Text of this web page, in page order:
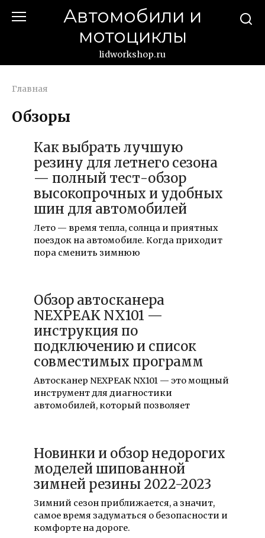
Автомобили и
мотоциклы
lidworkshop.ru
Главная
Обзоры
Как выбрать лучшую
резину для летнего сезона
— полный тест-обзор
высокопрочных и удобных
шин для автомобилей
Лето — время тепла, солнца и приятных
поездок на автомобиле. Когда приходит
пора сменить зимнюю
Обзор автосканера
NEXPEAK NX101 —
инструкция по
подключению и список
совместимых программ
Автосканер NEXPEAK NX101 — это мощный
инструмент для диагностики
автомобилей, который позволяет
Новинки и обзор недорогих
моделей шипованной
зимней резины 2022-2023
Зимний сезон приближается, а значит,
самое время задуматься о безопасности и
комфорте на дороге.